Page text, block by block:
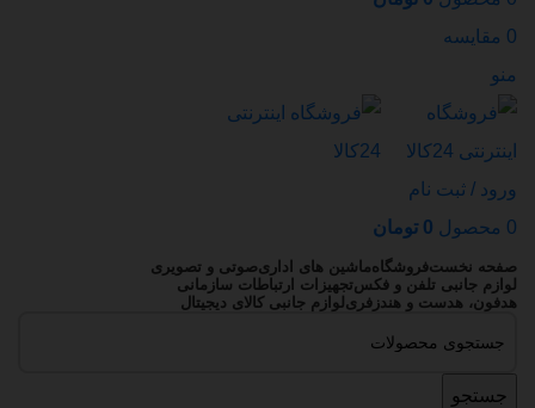
0 مقایسه
منو
ورود / ثبت نام
0 محصول 0 تومان
صفحه نخستفروشگاهماشین های اداریصوتی و تصویری
لوازم جانبی تلفن و فکستجهیزات ارتباطات سازمانی
هدفون، هدست و هندزفری لوازم جانبی کالای دیجیتال
جستجو